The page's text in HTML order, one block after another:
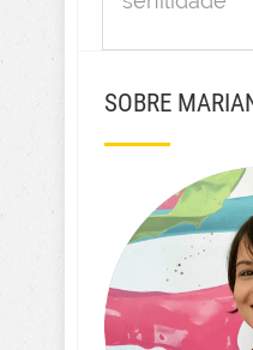
SOBRE